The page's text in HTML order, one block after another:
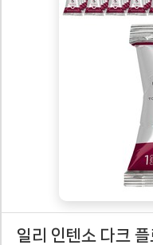
일리 인텐소 다크